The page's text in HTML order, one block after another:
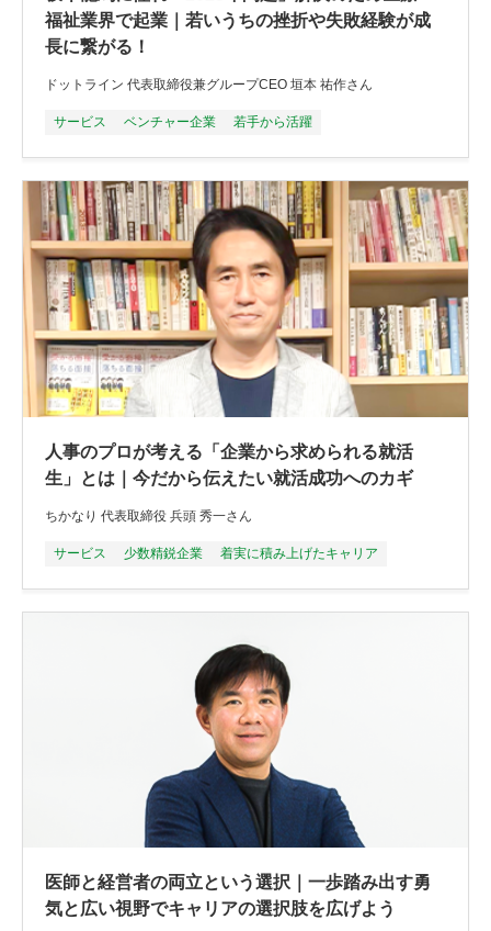
福祉業界で起業｜若いうちの挫折や失敗経験が成
長に繋がる！
ドットライン 代表取締役兼グループCEO 垣本 祐作さん
サービス ベンチャー企業 若手から活躍
人事のプロが考える「企業から求められる就活
生」とは｜今だから伝えたい就活成功へのカギ
ちかなり 代表取締役 兵頭 秀一さん
サービス 少数精鋭企業 着実に積み上げたキャリア
医師と経営者の両立という選択｜一歩踏み出す勇
気と広い視野でキャリアの選択肢を広げよう